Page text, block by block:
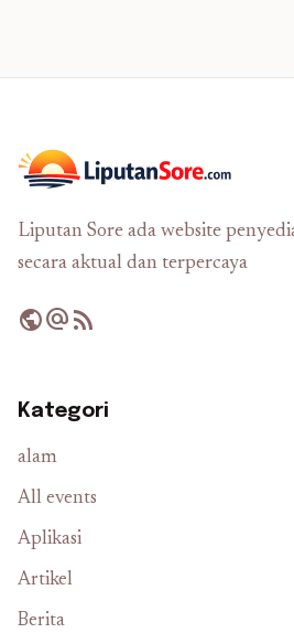
Liputan Sore ada website
secara aktual dan terpercaya
publicalternate_emailrss_feed
Kategori
alam
All events
Aplikasi
Artikel
Berita